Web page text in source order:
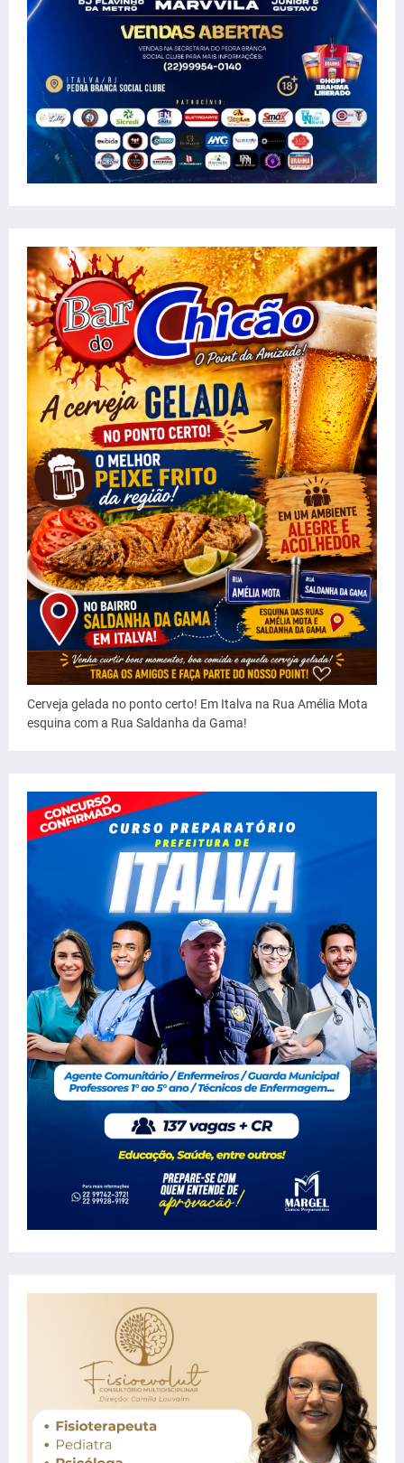
Cerveja gelada no ponto certo! Em Italva na Rua Amélia Mota
esquina com a Rua Saldanha da Gama!